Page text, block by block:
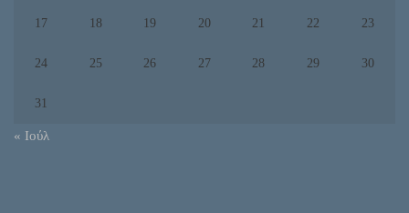
17 18 19 20 21 22 23
24 25 26 27 28 29 30
31
« Ιούλ